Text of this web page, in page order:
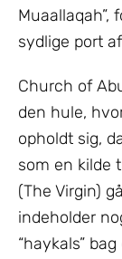
Muaallaqah”,
sydlige port
Church of
den hule,
opholdt sig,
som en kilde
(The Virgin)
indeholder
“haykals”